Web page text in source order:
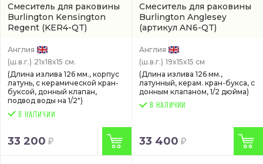
Смеситель для раковины
Burlington Kensington
Regent (KER4-QT)
Англия
(ш.в.г.) 21x18x15 см.
(Длина излива 126 мм., корпус
латунь, с керамической кран-
буксой, донный клапан,
подвод воды на 1/2")
33 200
Смеситель для раковины
Burlington Anglesey
(артикул AN6-QT)
Англия
(ш.в.г.) 19x15x15 см
(Длина излива 126 мм.,
латунный, керам. кран-букса, с
донным клапаном, 1/2 дюйма)
В НАЛИЧИИ
33 400